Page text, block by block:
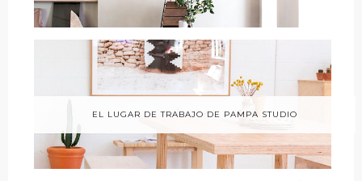
EL LUGAR DE TRABAJO DE PAMPA STUDIO